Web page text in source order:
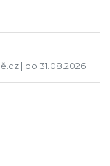
| do 31.08.2026